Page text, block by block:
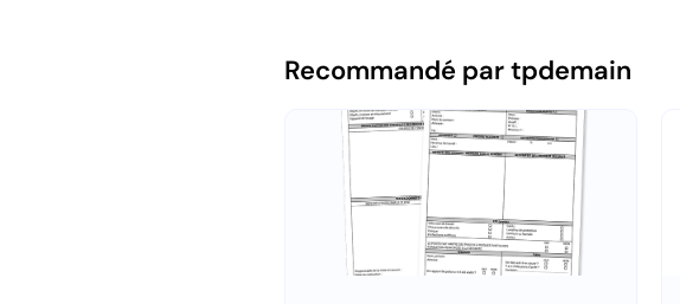
Recommandé par tpdemain